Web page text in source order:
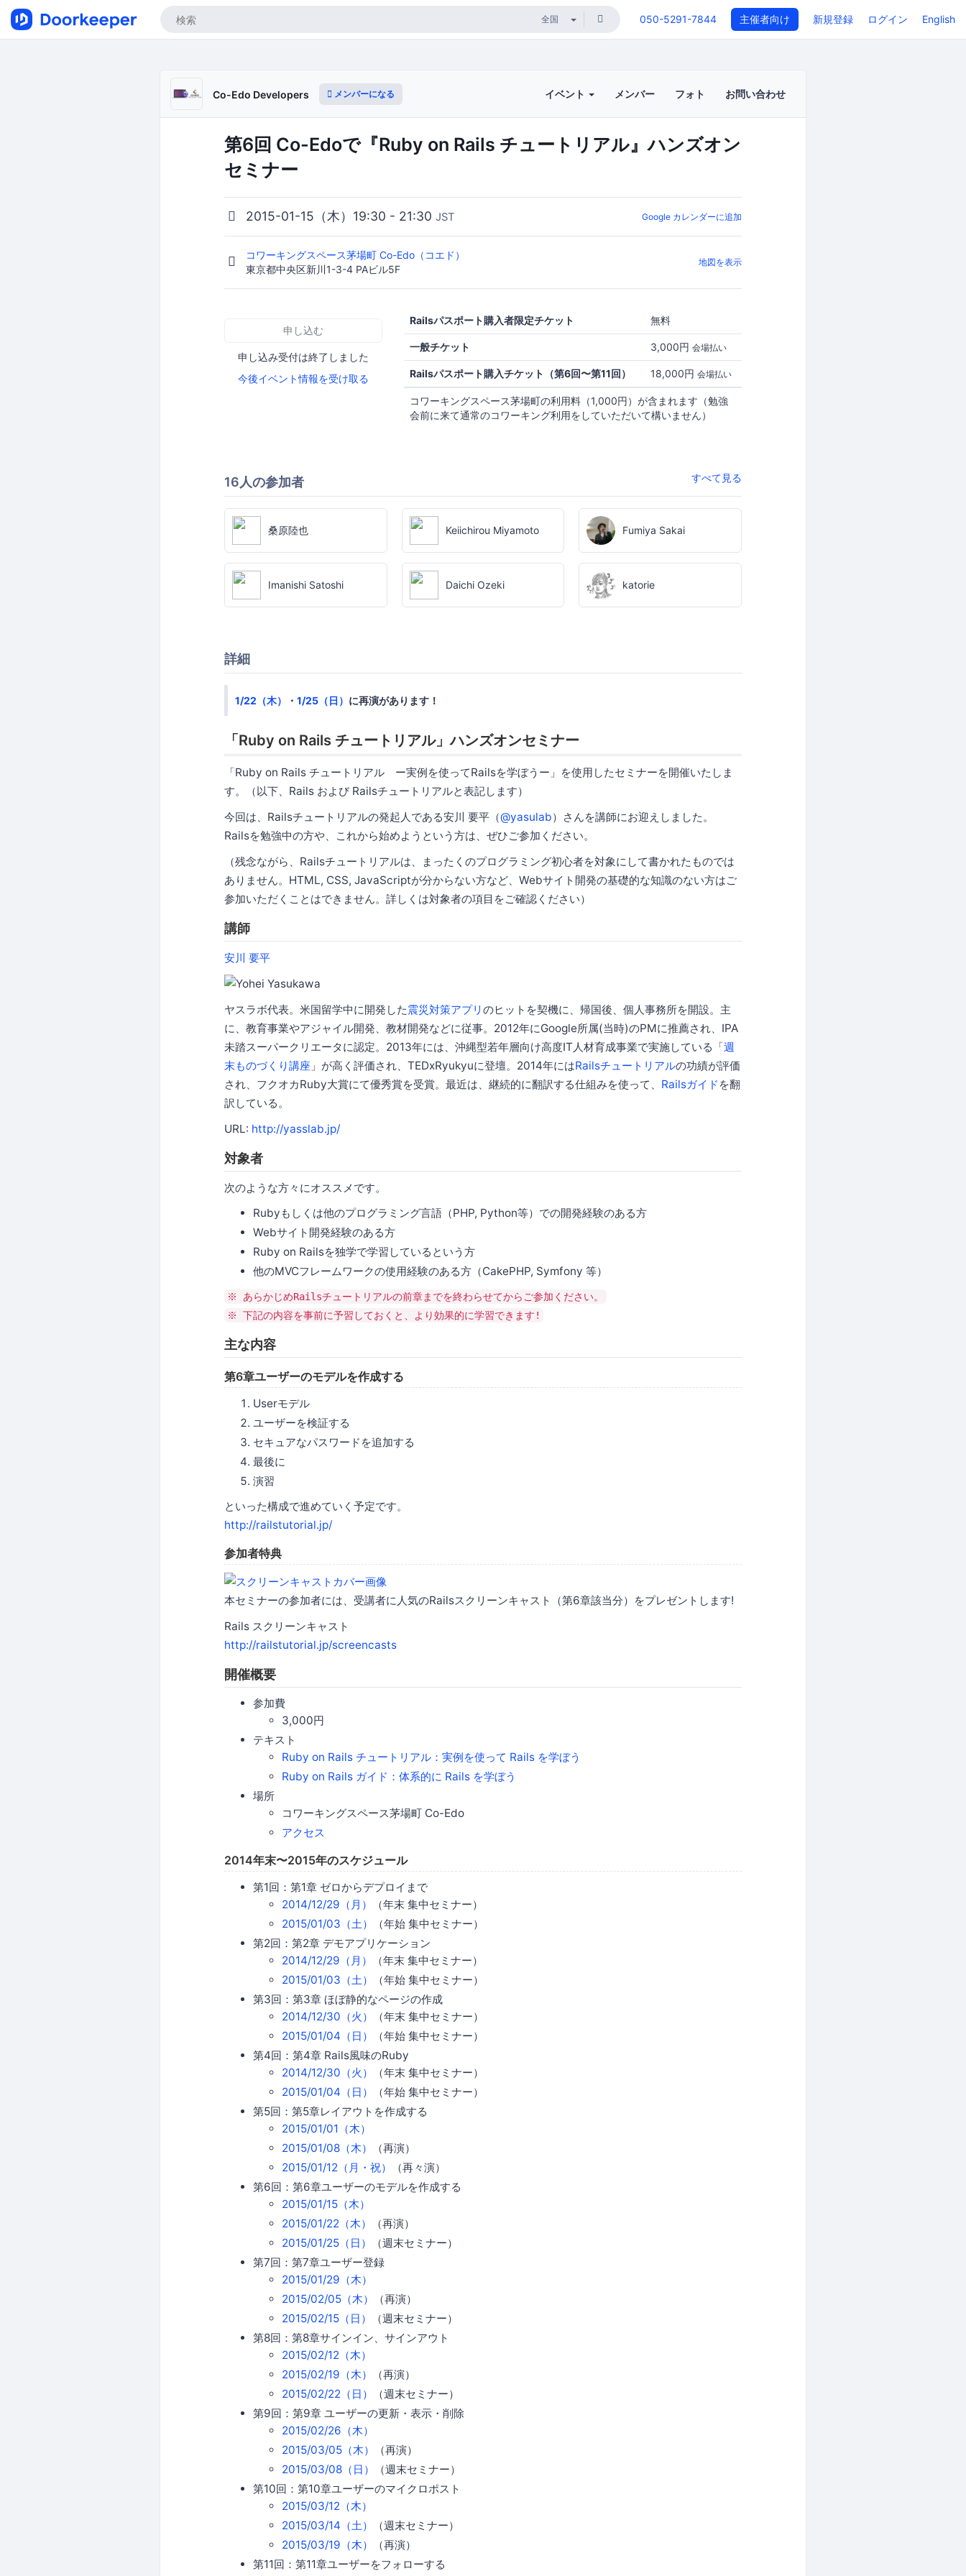
050-5291-7844 主催者向け 新規登録 ログイン English
Co-Edo Developers メンバーになる イベント メンバー フォト お問い合わせ
第6回 Co-Edoで『Ruby on Rails チュートリアル』ハンズオン
セミナー
2015-01-15（木）19:30 - 21:30 JST Google カレンダーに追加
コワーキングスペース茅場町 Co-Edo（コエド）
東京都中央区新川1-3-4 PAビル5F
地図を表示
申し込む
申し込み受付は終了しました
今後イベント情報を受け取る
Railsパスポート購入者限定チケット 無料
一般チケット 3,000円 会場払い
Railsパスポート購入チケット（第6回〜第11回） 18,000円 会場払い
コワーキングスペース茅場町の利用料（1,000円）が含まれます（勉強
会前に来て通常のコワーキング利用をしていただいて構いません）
16人の参加者 すべて見る
桑原陸也 Keiichirou Miyamoto Fumiya Sakai
Imanishi Satoshi Daichi Ozeki katorie
詳細
1/22（木） ・ 1/25（日） に再演があります！
「Ruby on Rails チュートリアル」ハンズオンセミナー
「Ruby on Rails チュートリアル ー実例を使ってRailsを学ぼうー」を使用したセミナーを開催いたしま
す。（以下、Rails および Railsチュートリアルと表記します）
今回は、Railsチュートリアルの発起人である安川 要平（@yasulab）さんを講師にお迎えしました。
Railsを勉強中の方や、これから始めようという方は、ぜひご参加ください。
（残念ながら、Railsチュートリアルは、まったくのプログラミング初心者を対象にして書かれたものでは
ありません。HTML, CSS, JavaScriptが分からない方など、Webサイト開発の基礎的な知識のない方はご
参加いただくことはできません。詳しくは対象者の項目をご確認ください）
講師
安川 要平
ヤスラボ代表。米国留学中に開発した震災対策アプリ のヒットを契機に、帰国後、個人事務所を開設。主
に、教育事業やアジャイル開発、教材開発などに従事。2012年にGoogle所属(当時)のPMに推薦され、IPA
未踏スーパークリエータに認定。2013年には、沖縄型若年層向け高度IT人材育成事業で実施している「週
末ものづくり講座 」が高く評価され、TEDxRyukyuに登壇。2014年にはRailsチュートリアルの功績が評価
され、フクオカRuby大賞にて優秀賞を受賞。最近は、継続的に翻訳する仕組みを使って、 Railsガイド を翻
訳している。
URL: http://yasslab.jp/
対象者
次のような方々にオススメです。
Rubyもしくは他のプログラミング言語（PHP, Python等）での開発経験のある方
Webサイト開発経験のある方
Ruby on Railsを独学で学習しているという方
他のMVCフレームワークの使用経験のある方（CakePHP, Symfony 等）
※ あらかじめRailsチュートリアルの前章までを終わらせてからご参加ください。
※ 下記の内容を事前に予習しておくと、より効果的に学習できます!
主な内容
第6章ユーザーのモデルを作成する
Userモデル
ユーザーを検証する
セキュアなパスワードを追加する
最後に
演習
といった構成で進めていく予定です。
http://railstutorial.jp/
参加者特典
本セミナーの参加者には、受講者に人気のRailsスクリーンキャスト（第6章該当分）をプレゼントします!
Rails スクリーンキャスト
http://railstutorial.jp/screencasts
開催概要
参加費
3,000円
テキスト
Ruby on Rails チュートリアル：実例を使って Rails を学ぼう
Ruby on Rails ガイド：体系的に Rails を学ぼう
場所
コワーキングスペース茅場町 Co-Edo
アクセス
2014年末〜2015年のスケジュール
第1回：第1章 ゼロからデプロイまで
2014/12/29（月）
（年末 集中セミナー）
2015/01/03（土）
（年始 集中セミナー）
第2回：第2章 デモアプリケーション
2014/12/29（月）
（年末 集中セミナー）
2015/01/03（土）
（年始 集中セミナー）
第3回：第3章 ほぼ静的なページの作成
2014/12/30（火）
（年末 集中セミナー）
2015/01/04（日）
（年始 集中セミナー）
第4回：第4章 Rails風味のRuby
2014/12/30（火）
（年末 集中セミナー）
2015/01/04（日）
（年始 集中セミナー）
第5回：第5章レイアウトを作成する
2015/01/01（木）
2015/01/08（木）
（再演）
2015/01/12（月・祝）
（再々演）
第6回：第6章ユーザーのモデルを作成する
2015/01/15（木）
2015/01/22（木）
（再演）
2015/01/25（日）
（週末セミナー）
第7回：第7章ユーザー登録
2015/01/29（木）
2015/02/05（木）
（再演）
2015/02/15（日）
（週末セミナー）
第8回：第8章サインイン、サインアウト
2015/02/12（木）
2015/02/19（木）
（再演）
2015/02/22（日）
（週末セミナー）
第9回：第9章 ユーザーの更新・表示・削除
2015/02/26（木）
2015/03/05（木）
（再演）
2015/03/08（日）
（週末セミナー）
第10回：第10章ユーザーのマイクロポスト
2015/03/12（木）
2015/03/14（土）
（週末セミナー）
2015/03/19（木）
（再演）
第11回：第11章ユーザーをフォローする